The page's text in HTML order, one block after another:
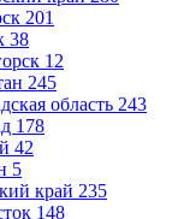
201
38
12
245
область 243
178
42
5
край 235
148